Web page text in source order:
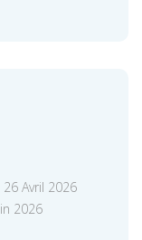
Avril 2026
2026